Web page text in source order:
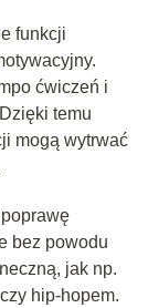
funkcji
ćwiczeń i
temu
mogą wytrwać
bez powodu
jak np.
hip-hopem.